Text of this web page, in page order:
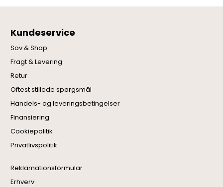
Kundeservice
Sov & Shop
Fragt & Levering
Retur
Oftest stillede spørgsmål
Handels- og leveringsbetingelser
Finansiering
Cookiepolitik
Privatlivspolitik
Reklamationsformular
Erhverv